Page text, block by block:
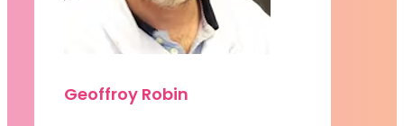
Geoffroy Robin